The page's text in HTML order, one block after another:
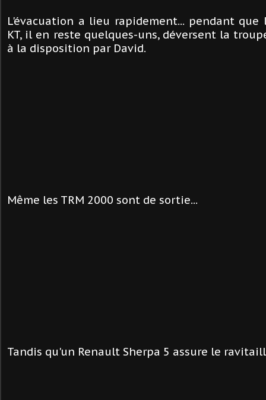
L'évacuation a lieu rapidement... pendant que
KT, il en reste quelques-uns, déversent la
à la disposition par David.
Même les TRM 2000 sont de sortie...
Tandis qu'un Renault Sherpa 5 assure le